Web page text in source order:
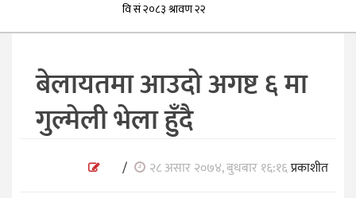
बेलायतमा आउदो अगष्ट ६ मा
गुल्मेली भेला हुँदै
/ २८ असार २०७४, बुधबार १६:१६प्रकाशीत